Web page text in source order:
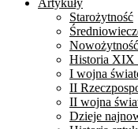
Artykuły
Starożytność
Nowożytność
Historia XIX
I wojna
II
II wojna
Dzieje